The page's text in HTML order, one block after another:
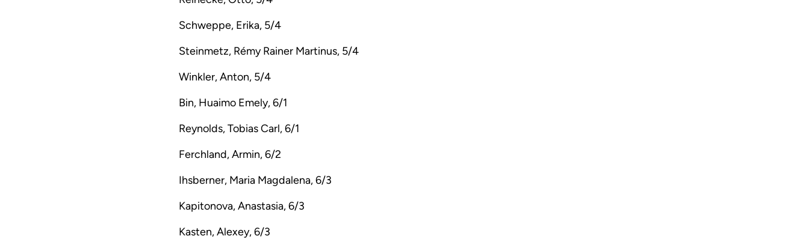
Schweppe, Erika, 5/4
Steinmetz, Rémy Rainer Martinus, 5/4
Winkler, Anton, 5/4
Bin, Huaimo Emely, 6/1
Reynolds, Tobias Carl, 6/1
Ferchland, Armin, 6/2
Ihsberner, Maria Magdalena, 6/3
Kapitonova, Anastasia, 6/3
Kasten, Alexey, 6/3